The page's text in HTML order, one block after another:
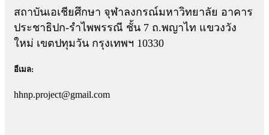
สถาบันเอเชียศึกษา จุฬาลงกรณ์มหาวิทยาลัย อาคาร
ประชาธิปก-รำไพพรรณี ชั้น 7 ถ.พญาไท แขวงวัง
ใหม่ เขตปทุมวัน กรุงเทพฯ 10330
อีเมล:
hhnp.project@gmail.com